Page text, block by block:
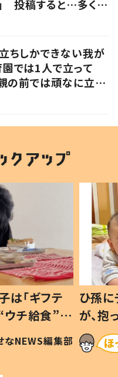
投稿すると…多くの
ちしかできない我が
では1人で立って
の前では頑なに立た
は「ギフテ
ウチ給食”を
#令和の親
なNEWS編集部
ひ孫
が、
「涙が
い」